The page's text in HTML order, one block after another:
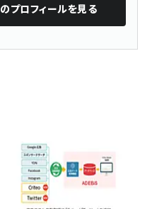
のプロフィールを見る